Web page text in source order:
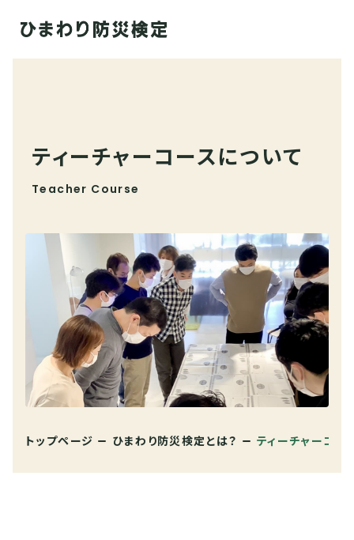
ティーチャーコースについて
Teacher Course
トップページ ひまわり防災検定とは？ ティーチャーコー